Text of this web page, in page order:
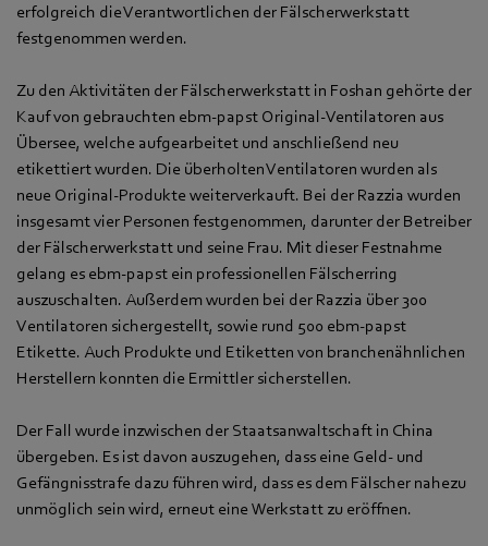
erfolgreich die Verantwortlichen der Fälscherwerkstatt
festgenommen werden.
Zu den Aktivitäten der Fälscherwerkstatt in Foshan gehörte der
Kauf von gebrauchten ebm‑papst Original-Ventilatoren aus
Übersee, welche aufgearbeitet und anschließend neu
etikettiert wurden. Die überholten Ventilatoren wurden als
neue Original-Produkte weiterverkauft. Bei der Razzia wurden
insgesamt vier Personen festgenommen, darunter der Betreiber
der Fälscherwerkstatt und seine Frau. Mit dieser Festnahme
gelang es ebm‑papst ein professionellen Fälscherring
auszuschalten. Außerdem wurden bei der Razzia über 300
Ventilatoren sichergestellt, sowie rund 500 ebm‑papst
Etikette. Auch Produkte und Etiketten von branchenähnlichen
Herstellern konnten die Ermittler sicherstellen.
Der Fall wurde inzwischen der Staatsanwaltschaft in China
übergeben. Es ist davon auszugehen, dass eine Geld- und
Gefängnisstrafe dazu führen wird, dass es dem Fälscher nahezu
unmöglich sein wird, erneut eine Werkstatt zu eröffnen.